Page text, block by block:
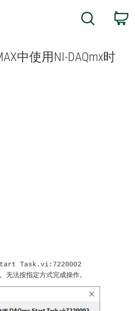
Search
中使用NI-DAQmx时
Start Task.vi:7220002
无法按指定方式完成操作。